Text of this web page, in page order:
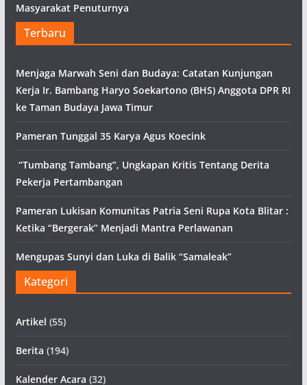
Masyarakat Penuturnya
Terbaru
Menjaga Marwah Seni dan Budaya: Catatan Kunjungan
Kerja Ir. Bambang Haryo Soekartono (BHS) Anggota DPR RI
ke Taman Budaya Jawa Timur
Pameran Tunggal 35 Karya Agus Koecink
“Tumbang Tambang”, Ungkapan Kritis Tentang Derita
Pekerja Pertambangan
Pameran Lukisan Komunitas Patria Seni Rupa Kota Blitar :
Ketika “Bergerak” Menjadi Mantra Perlawanan
Mengupas Sunyi dan Luka di Balik “Samaleak”
Kategori
Artikel (55)
Berita (194)
Kalender Acara (32)